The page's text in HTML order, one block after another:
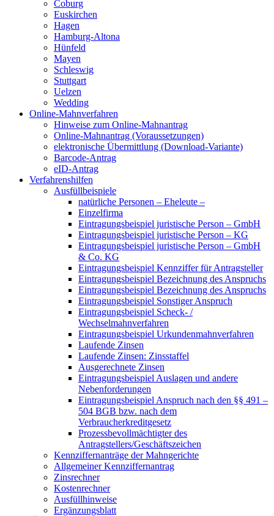
Coburg
Euskirchen
Hagen
Hamburg-Altona
Hünfeld
Mayen
Schleswig
Stuttgart
Uelzen
Wedding
Online-Mahnverfahren
Hinweise zum Online-Mahnantrag
Online-Mahnantrag (Voraussetzungen)
elektronische Übermittlung (Download-Variante)
Barcode-Antrag
eID-Antrag
Verfahrenshilfen
Ausfüllbeispiele
natürliche Personen – Eheleute –
Einzelfirma
Eintragungsbeispiel juristische Person – GmbH
Eintragungsbeispiel juristische Person – KG
Eintragungsbeispiel juristische Person – GmbH
& Co. KG
Eintragungsbeispiel Kennziffer für Antragsteller
Eintragungsbeispiel Bezeichnung des Anspruchs
Eintragungsbeispiel Bezeichnung des Anspruchs
Eintragungsbeispiel Sonstiger Anspruch
Eintragungsbeispiel Scheck- /
Wechselmahnverfahren
Eintragungsbeispiel Urkundenmahnverfahren
Laufende Zinsen
Laufende Zinsen: Zinsstaffel
Ausgerechnete Zinsen
Eintragungsbeispiel Auslagen und andere
Nebenforderungen
Eintragungsbeispiel Anspruch nach den §§ 491 –
504 BGB bzw. nach dem
Verbraucherkreditgesetz
Prozessbevollmächtigter des
Antragstellers/Geschäftszeichen
Kennziffernanträge der Mahngerichte
Allgemeiner Kennziffernantrag
Zinsrechner
Kostenrechner
Ausfüllhinweise
Ergänzungsblatt